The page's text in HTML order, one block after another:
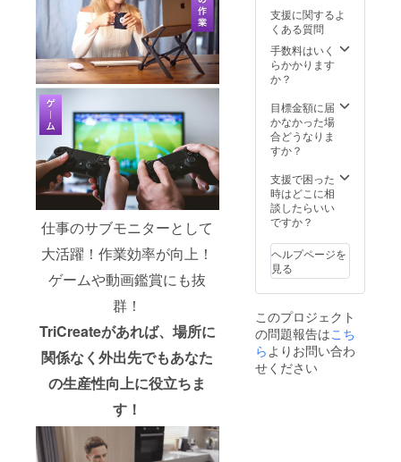
仕事のサブモニターとして
大活躍！作業効率が向上！
ゲームや動画鑑賞にも抜
群！
TriCreateがあれば、場所に
関係なく外出先でもあなた
の生産性向上に役立ちま
す！
ださ
い。
生する
可能性
がある
点ご了
ご支援
頂けま
す様お
す。 ※
デザイ
ン・仕
様は変
る可能
性もご
ざいま
す。ご
ださ
い。
があり
ます。
※皆様の
支援に
より量
が向上
した場
合、正
規販売
販売予
定価格
より下
がる可
ござい
ます。
※類似商
品が発
可能性
がある
点ご了
承頂い
た上で
支援に関するよ
くある質問
手数料はいく
らかかります
か？
目標金額に届
かなかった場
合どうなりま
すか？
支援で困った
時はどこに相
談したらいい
ですか？
ヘルプページを
見る
このプロジェクト
の問題報告はこち
ら よりお問い合わ
せください